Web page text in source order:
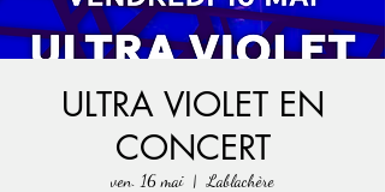
ULTRA VIOLET EN
CONCERT
ven. 16 mai
  |
Lablachère